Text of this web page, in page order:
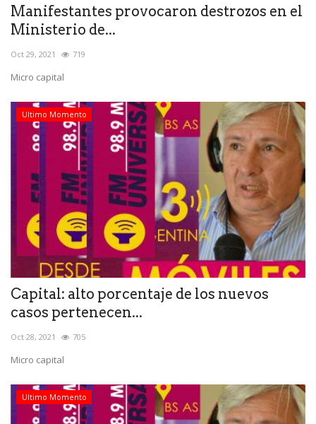
Manifestantes provocaron destrozos en el
Ministerio de...
Oct 29, 2021 719
Micro capital
Ultimo Momento
Capital: alto porcentaje de los nuevos
casos pertenecen...
Oct 28, 2021 705
Micro capital
Ultimo Momento